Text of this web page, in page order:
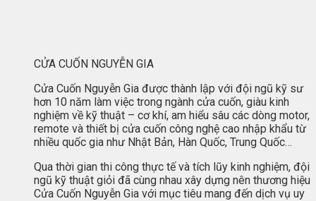
CỬA CUỐN NGUYỄN GIA
Cửa Cuốn Nguyễn Gia được thành lập với đội ngũ kỹ sư
hơn 10 năm làm việc trong ngành cửa cuốn, giàu kinh
nghiệm về kỹ thuật – cơ khí, am hiểu sâu các dòng motor,
remote và thiết bị cửa cuốn công nghệ cao nhập khẩu từ
nhiều quốc gia như Nhật Bản, Hàn Quốc, Trung Quốc…
Qua thời gian thi công thực tế và tích lũy kinh nghiệm, đội
ngũ kỹ thuật giỏi đã cùng nhau xây dựng nên thương hiệu
Cửa Cuốn Nguyễn Gia với mục tiêu mang đến dịch vụ uy